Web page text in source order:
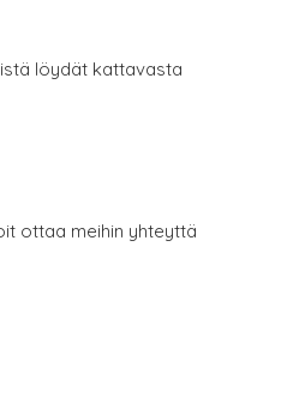
löydät kattavasta
ottaa meihin yhteyttä